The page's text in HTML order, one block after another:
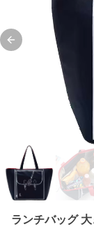
Previous slide
ランチバッグ